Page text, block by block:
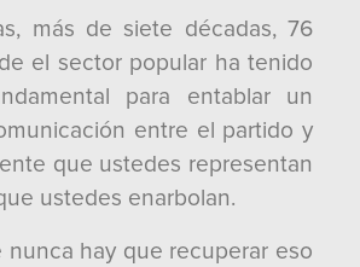
más de siete décadas, 76
el sector popular ha tenido
para entablar un
entre el partido y
que ustedes representan
ustedes enarbolan.
nunca hay que recuperar eso